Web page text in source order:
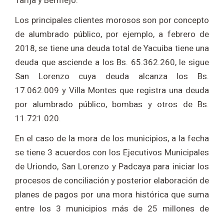
Los principales clientes morosos son por concepto
de alumbrado público, por ejemplo, a febrero de
2018, se tiene una deuda total de Yacuiba tiene una
deuda que asciende a los Bs. 65.362.260, le sigue
San Lorenzo cuya deuda alcanza los Bs.
17.062.009 y Villa Montes que registra una deuda
por alumbrado público, bombas y otros de Bs.
11.721.020.
En el caso de la mora de los municipios, a la fecha
se tiene 3 acuerdos con los Ejecutivos Municipales
de Uriondo, San Lorenzo y Padcaya para iniciar los
procesos de conciliación y posterior elaboración de
planes de pagos por una mora histórica que suma
entre los 3 municipios más de 25 millones de